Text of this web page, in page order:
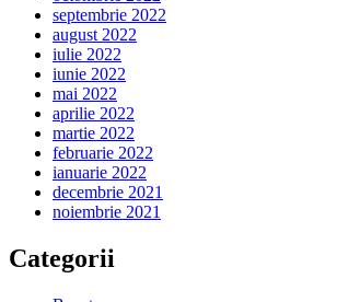
septembrie 2022
august 2022
iulie 2022
iunie 2022
mai 2022
aprilie 2022
martie 2022
februarie 2022
ianuarie 2022
decembrie 2021
noiembrie 2021
Categorii